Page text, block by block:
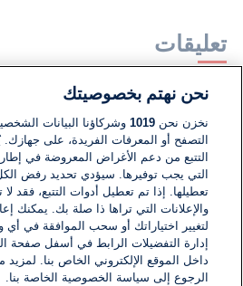
تعليقات
لا توجد تعليقات مكتوبة حتى الآن.
اكتب تعليقًا جديدًا ...
نحن نهتم بخصوصيتك
نخزن نحن1019 وشركاؤنا البيانات
التصفح أو المعرفات الفريدة، على
التتبع من دعم الأغراض المعروضة في إطار
التي يجب توفيرها. سيؤدي تحديد رفض
تعطيلها. إذا تم تعطيل أدوات التتبع، فقد
والإعلانات التي تراها ذا صلة بك. يمكنك
لتغيير اختياراتك أو سحب الموافقة في
إدارة التفضيلات الرابط في أسفل صفحة
داخل الموقع الإلكتروني الخاص بنا.
الرجوع إلى سياسة الخصوصية الخاصة بنا.